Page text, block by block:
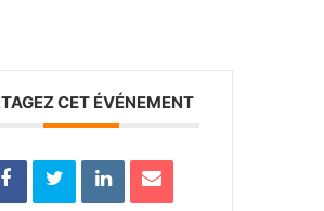
CET ÉVÉNEMENT